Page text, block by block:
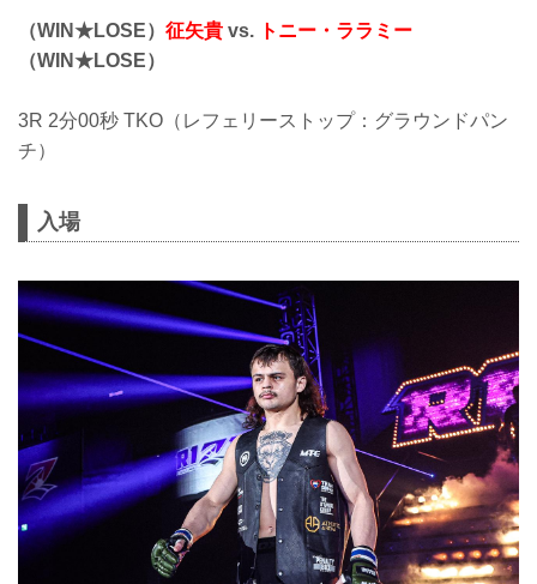
（WIN★LOSE） 征矢貴 vs.
トニー・ララミー
（WIN★LOSE）
3R 2分00秒 TKO（レフェリーストップ：グラウンドパン
チ）
入場